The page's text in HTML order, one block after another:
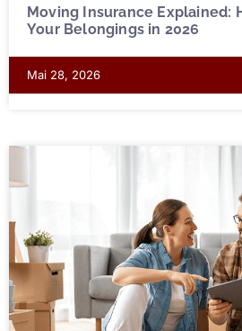
Moving Insurance Explained:
Your Belongings in 2026
Mai 28, 2026